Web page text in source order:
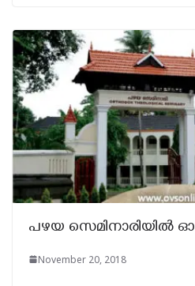
പഴയ സെമിനാരിയിൽ
November 20, 2018